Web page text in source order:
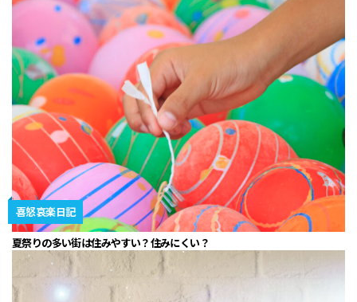
喜怒哀楽日記
夏祭りの多い街は住みやすい？住みにくい？